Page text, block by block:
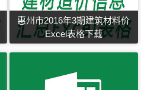
惠州市2016年3期建筑材料价
Excel表格下载